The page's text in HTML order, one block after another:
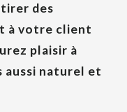
des
à votre client
plaisir à
aussi naturel et